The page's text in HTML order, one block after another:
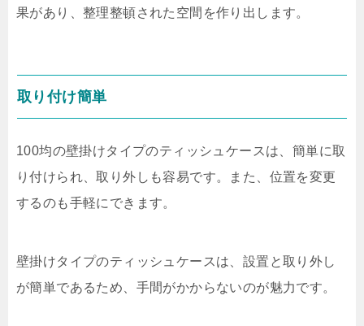
果があり、整理整頓された空間を作り出します。
取り付け簡単
100均の壁掛けタイプのティッシュケースは、簡単に取
り付けられ、取り外しも容易です。また、位置を変更
するのも手軽にできます。
壁掛けタイプのティッシュケースは、設置と取り外し
が簡単であるため、手間がかからないのが魅力です。